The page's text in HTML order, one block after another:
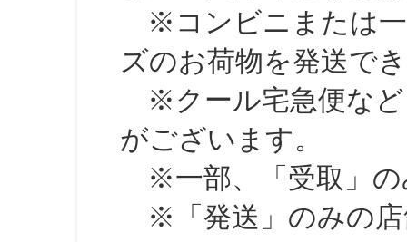
※コンビニまたは一
ズのお荷物を発送で
※クール宅急便など
がございます。
※一部、「受取」の
※「発送」のみの店